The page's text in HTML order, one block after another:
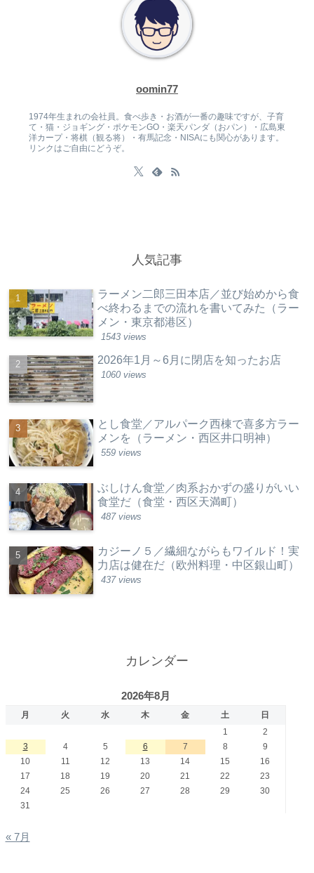
oomin77
1974年生まれの会社員。食べ歩き・お酒が一番の趣味ですが、子育
て・猫・ジョギング・ポケモンGO・楽天パンダ（おパン）・広島東
洋カープ・将棋（観る将）・有馬記念・NISAにも関心があります。
リンクはご自由にどうぞ。
人気記事
ラーメン二郎三田本店／並び始めから食
べ終わるまでの流れを書いてみた（ラー
メン・東京都港区）
1543 views
2026年1月～6月に閉店を知ったお店
1060 views
とし食堂／アルパーク西棟で喜多方ラー
メンを（ラーメン・西区井口明神）
559 views
ぶしけん食堂／肉系おかずの盛りがいい
食堂だ（食堂・西区天満町）
487 views
カジーノ５／繊細ながらもワイルド！実
力店は健在だ（欧州料理・中区銀山町）
437 views
カレンダー
2026年8月
月 火 水 木 金 土
日
1
2
3
4 5 6 7 8
9
10
11 12 13 14 15
16
17
18 19 20 21 22
23
24
25 26 27 28 29
30
31
« 7月